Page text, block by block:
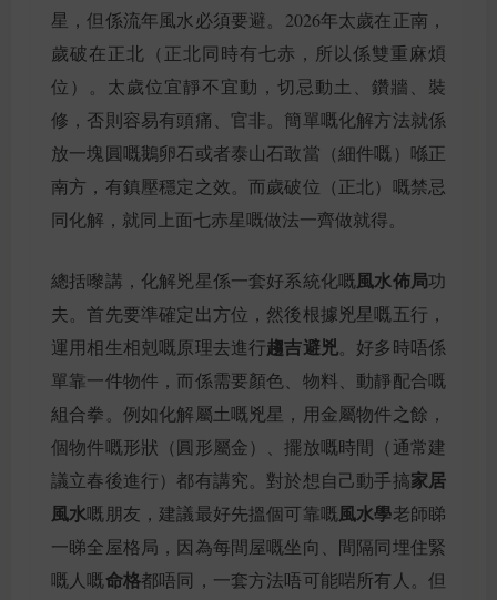
星，但係流年風水必須要避。2026年太歲在正南，
歲破在正北（正北同時有七赤，所以係雙重麻煩
位）。太歲位宜靜不宜動，切忌動土、鑽牆、裝
修，否則容易有頭痛、官非。簡單嘅化解方法就係
放一塊圓嘅鵝卵石或者泰山石敢當（細件嘅）喺正
南方，有鎮壓穩定之效。而歲破位（正北）嘅禁忌
同化解，就同上面七赤星嘅做法一齊做就得。
總括嚟講，化解兇星係一套好系統化嘅風水佈局功
夫。首先要準確定出方位，然後根據兇星嘅五行，
運用相生相剋嘅原理去進行趨吉避兇。好多時唔係
單靠一件物件，而係需要顏色、物料、動靜配合嘅
組合拳。例如化解屬土嘅兇星，用金屬物件之餘，
個物件嘅形狀（圓形屬金）、擺放嘅時間（通常建
議立春後進行）都有講究。對於想自己動手搞家居
風水嘅朋友，建議最好先搵個可靠嘅風水學老師睇
一睇全屋格局，因為每間屋嘅坐向、間隔同埋住緊
嘅人嘅命格都唔同，一套方法唔可能啱所有人。但